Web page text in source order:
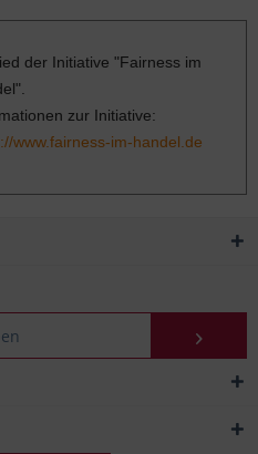
der Initiative "Fairness im
zur Initiative:
www.fairness-im-handel.de